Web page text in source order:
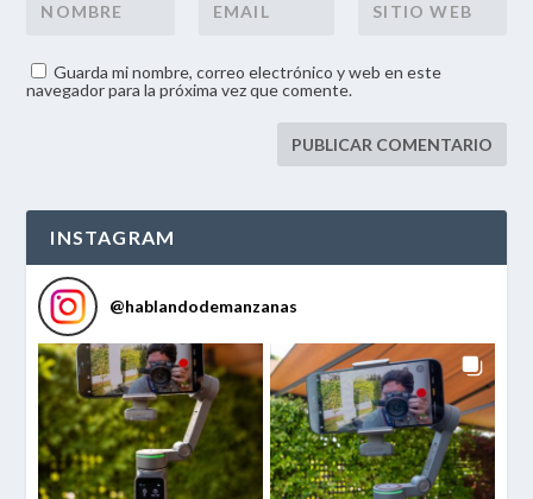
Guarda mi nombre, correo electrónico y web en este
navegador para la próxima vez que comente.
INSTAGRAM
@hablandodemanzanas